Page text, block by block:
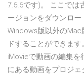
7.6.6です)。 ここでは
ージョンをダウンロー
Windows版以外のMac
ドすることができま
iMovieで動画の編集を
にある動画をプロジ